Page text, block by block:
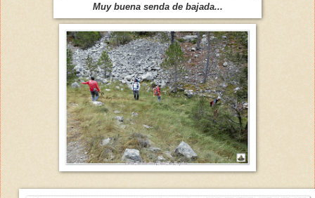
Muy buena senda de bajada...